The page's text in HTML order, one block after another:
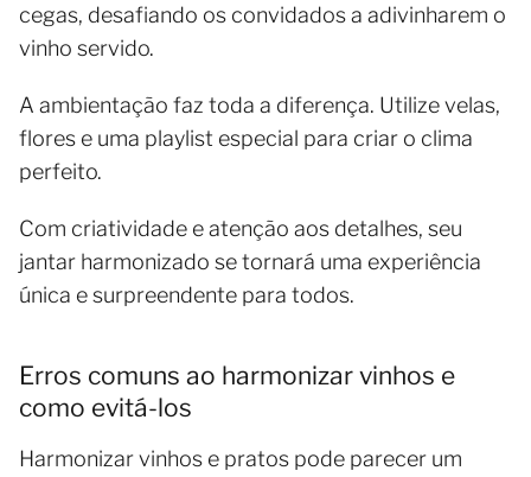
cegas, desafiando os convidados a adivinharem o
vinho servido.
A ambientação faz toda a diferença. Utilize velas,
flores e uma playlist especial para criar o clima
perfeito.
Com criatividade e atenção aos detalhes, seu
jantar harmonizado se tornará uma experiência
única e surpreendente para todos.
Erros comuns ao harmonizar vinhos e
como evitá-los
Harmonizar vinhos e pratos pode parecer um